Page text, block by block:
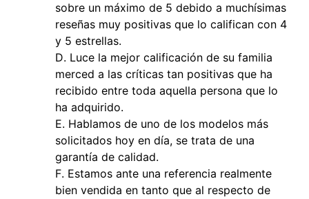
sobre un máximo de 5 debido a muchísimas
reseñas muy positivas que lo califican con 4
y 5 estrellas.
Luce la mejor calificación de su familia
merced a las críticas tan positivas que ha
recibido entre toda aquella persona que lo
ha adquirido.
Hablamos de uno de los modelos más
solicitados hoy en día, se trata de una
garantía de calidad.
Estamos ante una referencia realmente
bien vendida en tanto que al respecto de